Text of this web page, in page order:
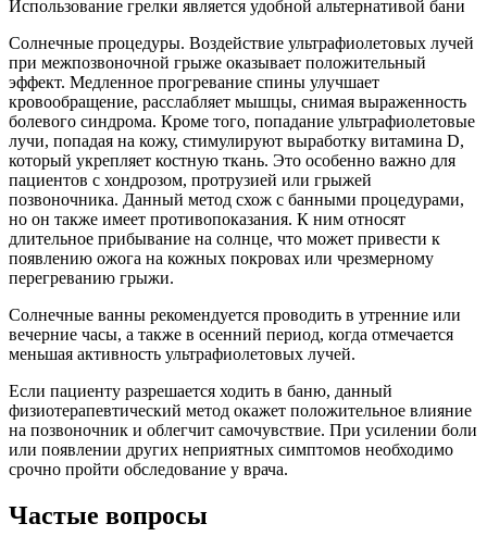
Использование грелки является удобной альтернативой бани
Солнечные процедуры. Воздействие ультрафиолетовых лучей
при межпозвоночной грыже оказывает положительный
эффект. Медленное прогревание спины улучшает
кровообращение, расслабляет мышцы, снимая выраженность
болевого синдрома. Кроме того, попадание ультрафиолетовые
лучи, попадая на кожу, стимулируют выработку витамина D,
который укрепляет костную ткань. Это особенно важно для
пациентов с хондрозом, протрузией или грыжей
позвоночника. Данный метод схож с банными процедурами,
но он также имеет противопоказания. К ним относят
длительное прибывание на солнце, что может привести к
появлению ожога на кожных покровах или чрезмерному
перегреванию грыжи.
Солнечные ванны рекомендуется проводить в утренние или
вечерние часы, а также в осенний период, когда отмечается
меньшая активность ультрафиолетовых лучей.
Если пациенту разрешается ходить в баню, данный
физиотерапевтический метод окажет положительное влияние
на позвоночник и облегчит самочувствие. При усилении боли
или появлении других неприятных симптомов необходимо
срочно пройти обследование у врача.
Частые вопросы